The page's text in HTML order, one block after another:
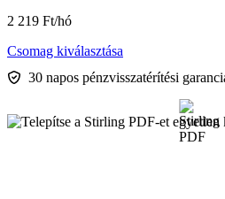
2 219 Ft/hó
Csomag kiválasztása
30 napos pénzvisszatérítési